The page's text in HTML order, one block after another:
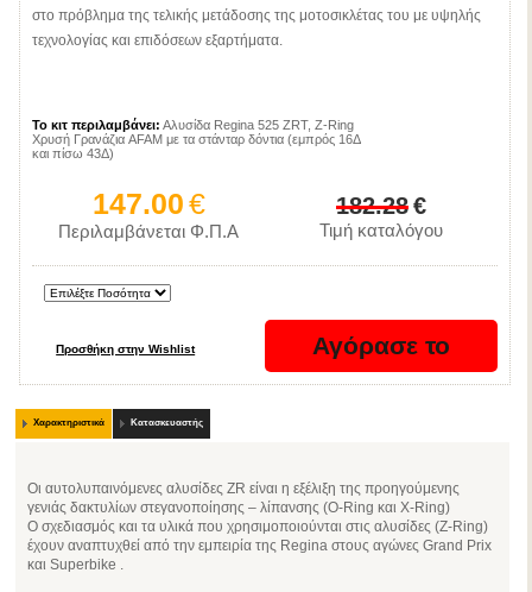
στο πρόβλημα της τελικής μετάδοσης της μοτοσικλέτας του με υψηλής
τεχνολογίας και επιδόσεων εξαρτήματα.
Το κιτ περιλαμβάνει: Αλυσίδα Regina 525 ZRT, Z-Ring
Χρυσή Γρανάζια AFAM με τα στάνταρ δόντια (εμπρός 16Δ
και πίσω 43Δ)
182.28€
Τιμή καταλόγου
147.00€
Περιλαμβάνεται Φ.Π.Α
Χαρακτηριστικά Κατασκευαστής
Οι αυτολυπαινόμενες αλυσίδες ZR είναι η εξέλιξη της προηγούμενης
γενιάς δακτυλίων στεγανοποίησης – λίπανσης (O-Ring και X-Ring)
Ο σχεδιασμός και τα υλικά που χρησιμοποιούνται στις αλυσίδες (Ζ-Ring)
έχουν αναπτυχθεί από την εμπειρία της Regina στους αγώνες Grand Prix
και Superbike .